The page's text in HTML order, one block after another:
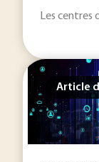
Les centres
Article